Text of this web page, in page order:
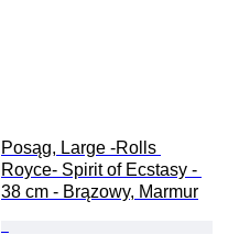
Posąg, Large -Rolls
Royce- Spirit of Ecstasy -
38 cm - Brązowy, Marmur